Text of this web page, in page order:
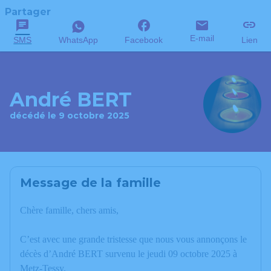
Partager
SMS WhatsApp Facebook E-mail Lien
André BERT
décédé le 9 octobre 2025
Message de la famille
Chère famille, chers amis,
C’est avec une grande tristesse que nous vous annonçons le
décès d’André BERT survenu le jeudi 09 octobre 2025 à
Metz-Tessy.